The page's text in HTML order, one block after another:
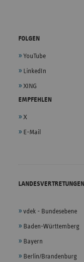
FOLGEN
YouTube
LinkedIn
XING
EMPFEHLEN
X
E-Mail
LANDESVERTRETUNGEN
vdek - Bundesebene
Baden-Württemberg
Bayern
Berlin/Brandenburg